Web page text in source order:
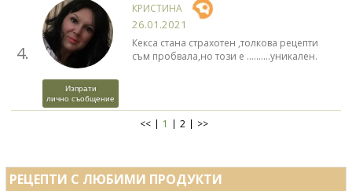
4.
Изпрати
лично съобщение
КРИСТИНА
26.01.2021
Кекса стана страхотен ,толкова рецепти
съм пробвала,но този е ..........уникален.
<< 1 2 >>
РЕЦЕПТИ С ЛЮБИМИ ПРОДУКТИ